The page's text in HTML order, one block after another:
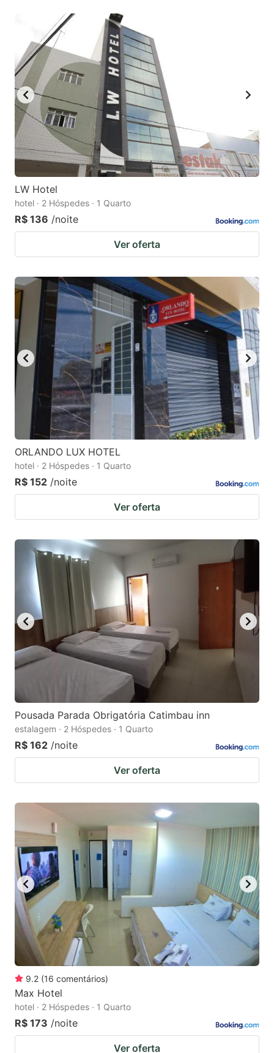
the
keyboard
shortcuts
for
changing
dates.
changing
dates.
LW Hotel
hotel · 2 Hóspedes · 1 Quarto
R$ 136 /noite
Ver oferta
ORLANDO LUX HOTEL
hotel · 2 Hóspedes · 1 Quarto
R$ 152 /noite
Ver oferta
Pousada Parada Obrigatória Catimbau inn
estalagem · 2 Hóspedes · 1 Quarto
R$ 162 /noite
Ver oferta
9.2 (16 comentários)
Max Hotel
hotel · 2 Hóspedes · 1 Quarto
R$ 173 /noite
Ver oferta